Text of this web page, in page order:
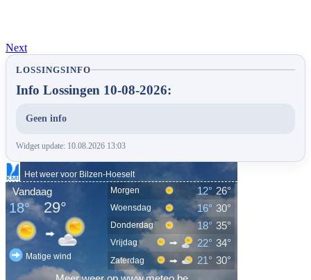
Next
LOSSINGSINFO
Info Lossingen 10-08-2026:
Geen info
Widget update: 10.08.2026 13:03